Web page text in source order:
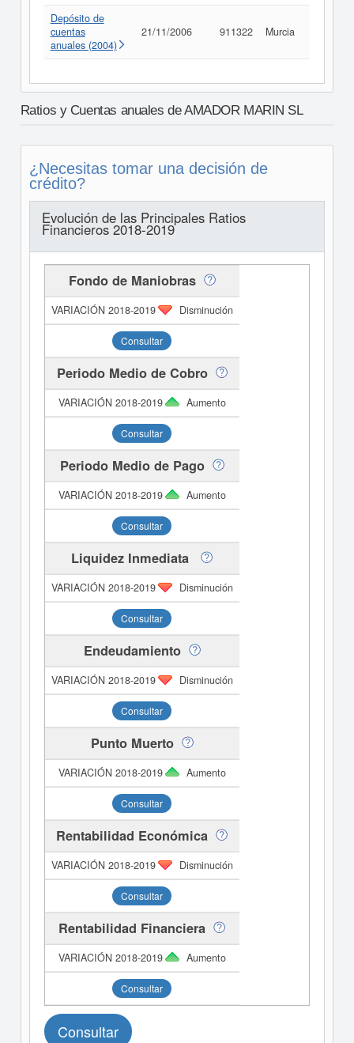
Depósito de
cuentas
anuales (2004)
21/11/2006 911322 Murcia
Ratios y Cuentas anuales de AMADOR MARIN SL
¿Necesitas tomar una decisión de
crédito?
Evolución de las Principales Ratios
Financieros 2018-2019
Fondo de Maniobras
Disminución
Consultar
Periodo Medio de Cobro
Aumento
Consultar
Periodo Medio de Pago
Aumento
Consultar
Liquidez Inmediata
Disminución
Consultar
Endeudamiento
Disminución
Consultar
Punto Muerto
Aumento
Consultar
Rentabilidad Económica
Disminución
Consultar
Rentabilidad Financiera
Aumento
Consultar
Consultar